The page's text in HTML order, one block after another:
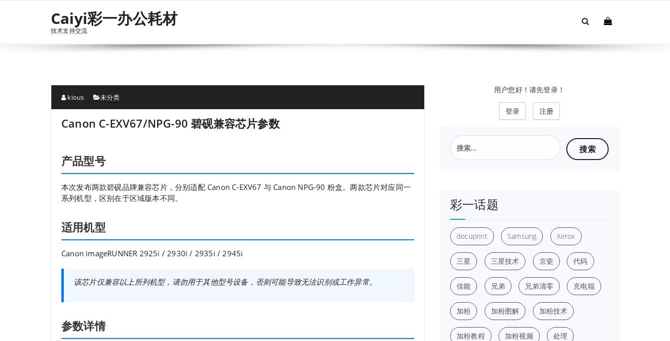
Caiyi彩一办公耗材
技术支持交流
kious 未分类
Canon C-EXV67/NPG-90 碧砚兼容芯片参数
产品型号
本次发布两款碧砚品牌兼容芯片，分别适配 Canon C-EXV67 与 Canon NPG-90 粉盒。两款芯片对应同一
系列机型，区别在于区域版本不同。
适用机型
Canon imageRUNNER 2925i / 2930i / 2935i / 2945i
该芯片仅兼容以上所列机型，请勿用于其他型号设备，否则可能导致无法识别或工作异常。
参数详情
用户您好！请先登录！
登录 注册
搜
索：
彩一话题
docuprint Samsung Xerox
三星 三星技术 京瓷 代码
佳能 兄弟 兄弟清零 充电辊
加粉 加粉图解 加粉技术
加粉教程 加粉视频 处理